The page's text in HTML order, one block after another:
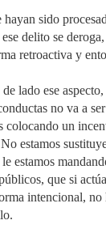
hayan sido
delito se
retroactiva y
lado ese
no va a
colocando un
estamos
estamos
que si
intencional, no